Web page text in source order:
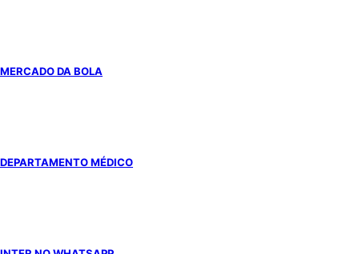
MERCADO DA BOLA
DEPARTAMENTO MÉDICO